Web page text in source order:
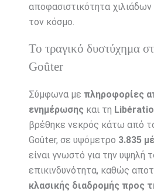
αποφασιστικότητα
τον κόσμο.
Το τραγικό δυστύχημα
Goûter
Σύμφωνα με πληροφορίες
ενημέρωσης και τη
βρέθηκε νεκρός κάτω από
Goûter, σε υψόμετρο 3.835
είναι γνωστό για την υψηλή
επικινδυνότητα, καθώς
κλασικής διαδρομής προς